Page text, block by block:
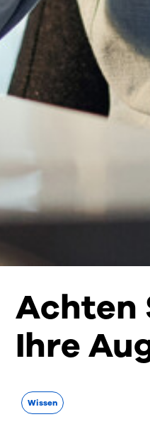
Achten
Ihre
Wissen